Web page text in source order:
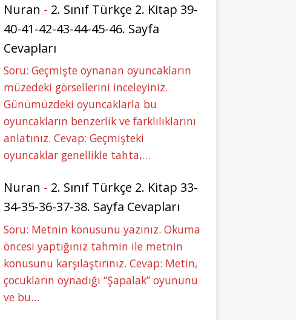
Nuran - 2. Sınıf Türkçe 2. Kitap 39-
40-41-42-43-44-45-46. Sayfa
Cevapları
Soru: Geçmişte oynanan oyuncakların
müzedeki görsellerini inceleyiniz.
Günümüzdeki oyuncaklarla bu
oyuncakların benzerlik ve farklılıklarını
anlatınız. Cevap: Geçmişteki
oyuncaklar genellikle tahta,…
Nuran - 2. Sınıf Türkçe 2. Kitap 33-
34-35-36-37-38. Sayfa Cevapları
Soru: Metnin konusunu yazınız. Okuma
öncesi yaptığınız tahmin ile metnin
konusunu karşılaştırınız. Cevap: Metin,
çocukların oynadığı “Şapalak” oyununu
ve bu…